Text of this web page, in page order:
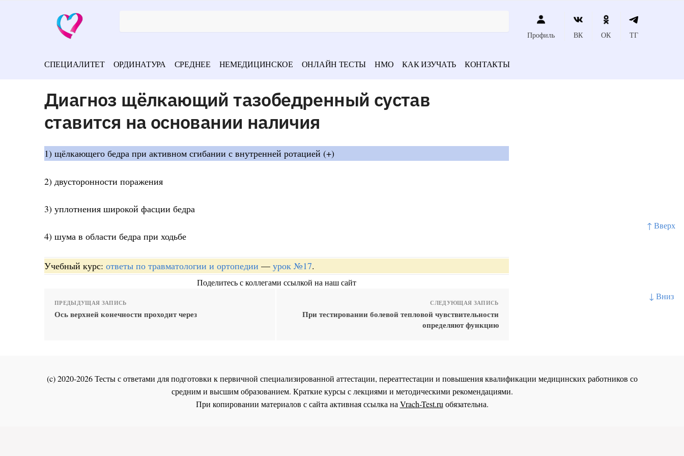
↑ Вверх
↓ Вниз
Профиль ВК ОК ТГ
СПЕЦИАЛИТЕТ ОРДИНАТУРА СРЕДНЕЕ НЕМЕДИЦИНСКОЕ ОНЛАЙН ТЕСТЫ НМО КАК ИЗУЧАТЬ КОНТАКТЫ
Диагноз щёлкающий тазобедренный сустав
ставится на основании наличия
1) щёлкающего бедра при активном сгибании с внутренней ротацией (+)
2) двусторонности поражения
3) уплотнения широкой фасции бедра
4) шума в области бедра при ходьбе
Учебный курс: ответы по травматологии и ортопедии — урок №17.
Поделитесь с коллегами ссылкой на наш сайт
ПРЕДЫДУЩАЯ ЗАПИСЬ
Ось верхней конечности проходит через
СЛЕДУЮЩАЯ ЗАПИСЬ
При тестировании болевой тепловой чувствительности
определяют функцию
(c) 2020-2026 Тесты с ответами для подготовки к первичной специализированной аттестации, переаттестации и повышения квалификации медицинских работников со
средним и высшим образованием. Краткие курсы с лекциями и методическими рекомендациями.
При копировании материалов с сайта активная ссылка на Vrach-Test.ru обязательна.